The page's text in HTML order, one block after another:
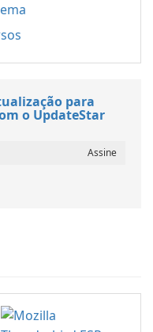
para
o UpdateStar